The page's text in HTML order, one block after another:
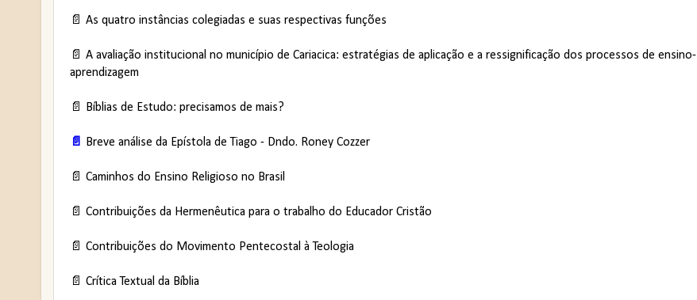
📄 As quatro instâncias colegiadas e suas respectivas funções
📄 A avaliação institucional no município de Cariacica: estratégias de aplicação e a ressignificação dos processos de ensino-
aprendizagem
📄 Bíblias de Estudo: precisamos de mais?
📄 Breve análise da Epístola de Tiago - Dndo. Roney Cozzer
📄 Caminhos do Ensino Religioso no Brasil
📄 Contribuições da Hermenêutica para o trabalho do Educador Cristão
📄 Contribuições do Movimento Pentecostal à Teologia
📄 Crítica Textual da Bíblia